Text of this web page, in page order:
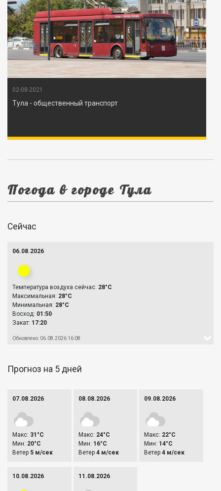
02-08-2021
Тула - общественный транспорт
Погода в городе Тула
Сейчас
06.08.2026
Температура воздуха сейчас: 28°C
Максимальная: 28°C
Минимальная: 28°C
Восход: 01:50
Закат: 17:20
Обновлено: 06.08.2026 16:08
Прогноз на 5 дней
07.08.2026
Макс: 31°C
Мин: 20°C
Ветер 5 м/сек
08.08.2026
Макс: 24°C
Мин: 16°C
Ветер 4 м/сек
09.08.2026
Макс: 22°C
Мин: 14°C
Ветер4 м/сек
10.08.2026 11.08.2026